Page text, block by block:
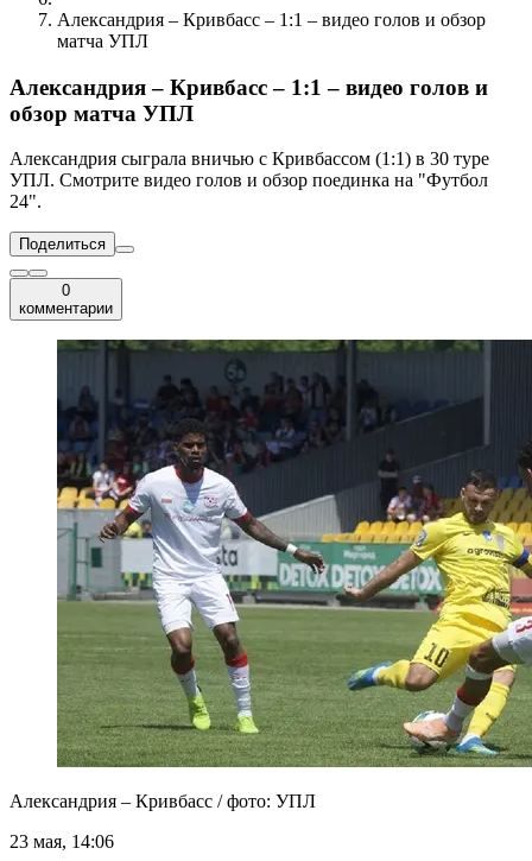
Александрия – Кривбасс – 1:1 – видео голов и обзор
матча УПЛ
Александрия – Кривбасс – 1:1 – видео голов и
обзор матча УПЛ
Александрия сыграла вничью с Кривбассом (1:1) в 30 туре
УПЛ. Смотрите видео голов и обзор поединка на "Футбол
24".
Поделиться
0
комментарии
Александрия – Кривбасс / фото: УПЛ
23 мая, 14:06